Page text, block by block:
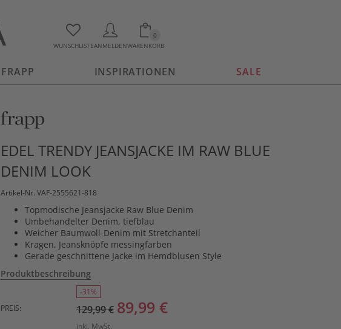
WUNSCHLISTEANMELDEN
0
WARENKORB
FRAPP INSPIRATIONEN SALE
EDEL TRENDY JEANSJACKE IM RAW BLUE
DENIM LOOK
Artikel-Nr. VAF-2555621-818
Topmodische Jeansjacke Raw Blue Denim
Umbehandelter Denim, tiefblau
Weicher Baumwoll-Denim mit Stretchanteil
Kragen, Jeansknöpfe messingfarben
Gerade geschnittene Jacke im Hemdblusen Style
Produktbeschreibung
-31%
PREIS:
129,99 € 89,99 €
inkl. MwSt.